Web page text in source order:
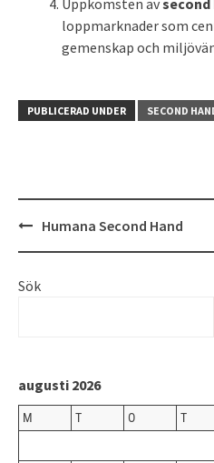
loppmarknader som
gemenskap och
PUBLICERAD UNDER SECOND
Inläggsnavigering
Humana Second Hand
Sök
augusti 2026
M T O T